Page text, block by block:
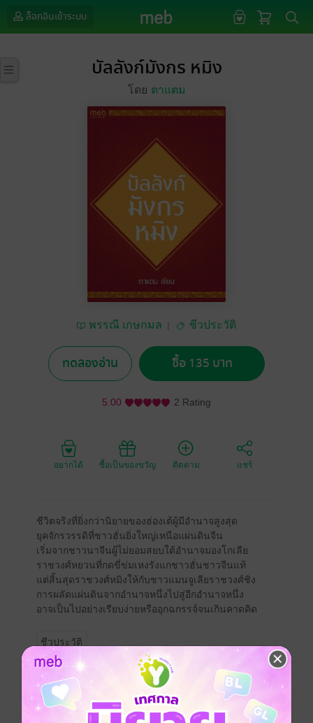
ล็อกอินเข้าระบบ
บัลลังก์มังกร หมิง
โดย ตาแตม
พรรณี เกษกมล ชีวประวัติ
ทดลองอ่าน ซื้อ 135 บาท
5.00 2 Rating
อยากได้ ซื้อเป็นของขวัญ ติดตาม แชร์
ชีวิตจริงที่ยิ่งกว่านิยายของฮ่องเต้ผู้มีอำนาจสูงสุด
ยุคจักรวรรดิที่ชาวฮั่นยิ่งใหญ่เหนือแผ่นดินจีน
เริ่มจากชาวนาจีนผู้ไม่ยอมสยบใต้อำนาจมองโกเลีย
ราชวงศ์หยวนที่กดขี่ข่มเหงรังแกชาวฮั่นชาวจีนแท้
แต่สิ้นสุดราชวงศ์หมิงให้กับชาวแมนจูเลียราชวงศ์ชิง
การผลัดแผ่นดินจากอำนาจหนึ่งไปสู่อีกอำนาจหนึ่ง
อาจเป็นไปอย่างเรียบง่ายหรืออุกฉกรรจ์จนเกินคาดคิด
ชีวประวัติ
ซีรีส์ บัลลังก์มังกร
ประเภทไฟล์ pdf